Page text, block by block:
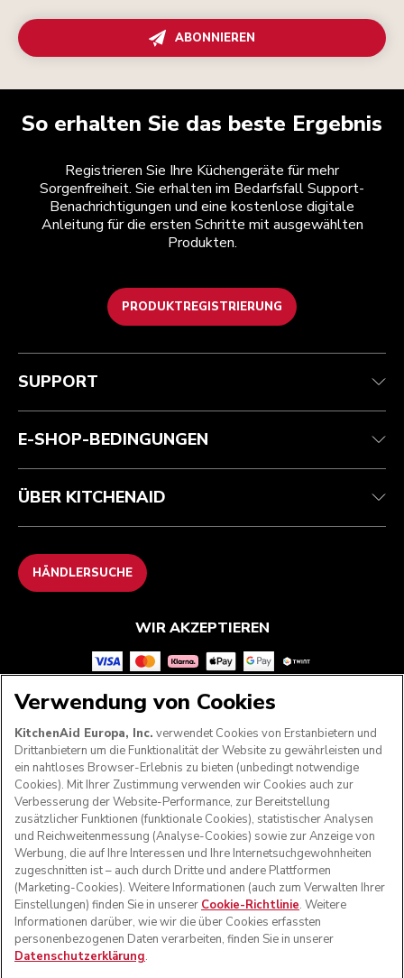
ABONNIEREN
So erhalten Sie das beste Ergebnis
Registrieren Sie Ihre Küchengeräte für mehr
Sorgenfreiheit. Sie erhalten im Bedarfsfall Support-
Benachrichtigungen und eine kostenlose digitale
Anleitung für die ersten Schritte mit ausgewählten
Produkten.
PRODUKTREGISTRIERUNG
Kundenservice
Garantie und Dokumente
Kontaktieren Sie uns.
Teilnahmebedingungen
Rückgaben und Erstattungen
Impressum
ODR
Die Marke
Händlersuche
SUPPORT
E-SHOP-BEDINGUNGEN
ÜBER KITCHENAID
HÄNDLERSUCHE
WIR AKZEPTIEREN
FOLGEN SIE UNS
© KitchenAid 2026 - Alle Rechte vorbehalten. KitchenAid
und das Design der Küchenmaschine sind eingetragene
Marken in den USA und in anderen Ländern.
Verwendung von Cookies
KitchenAid Europa, Inc. verwendet Cookies von Erstanbietern und
Drittanbietern um die Funktionalität der Website zu gewährleisten und
ein nahtloses Browser-Erlebnis zu bieten (unbedingt notwendige
Cookies). Mit Ihrer Zustimmung verwenden wir Cookies auch zur
Verbesserung der Website-Performance, zur Bereitstellung
zusätzlicher Funktionen (funktionale Cookies), statistischer Analysen
und Reichweitenmessung (Analyse-Cookies) sowie zur Anzeige von
Werbung, die auf Ihre Interessen und Ihre Internetsuchgewohnheiten
zugeschnitten ist – auch durch Dritte und andere Plattformen
(Marketing-Cookies). Weitere Informationen (auch zum Verwalten Ihrer
Einstellungen) finden Sie in unserer Cookie-Richtlinie. Weitere
Informationen darüber, wie wir die über Cookies erfassten
personenbezogenen Daten verarbeiten, finden Sie in unserer
Datenschutzerklärung.